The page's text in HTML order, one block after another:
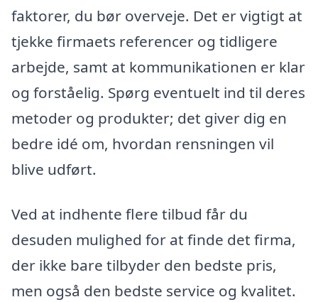
faktorer, du bør overveje. Det er vigtigt at
tjekke firmaets referencer og tidligere
arbejde, samt at kommunikationen er klar
og forståelig. Spørg eventuelt ind til deres
metoder og produkter; det giver dig en
bedre idé om, hvordan rensningen vil
blive udført.
Ved at indhente flere tilbud får du
desuden mulighed for at finde det firma,
der ikke bare tilbyder den bedste pris,
men også den bedste service og kvalitet.